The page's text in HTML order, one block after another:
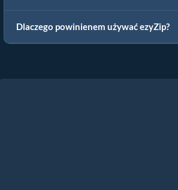
Dlaczego powinienem używać ezyZip?